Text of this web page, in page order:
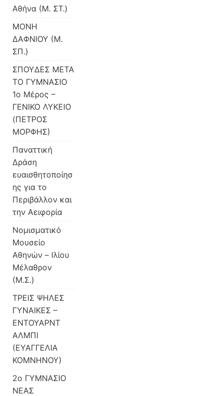
Αθήνα (Μ. ΣΤ.)
ΜΟΝΗ
ΔΑΦΝΙΟΥ (Μ.
ΣΠ.)
ΣΠΟΥΔΕΣ ΜΕΤΑ
ΤΟ ΓΥΜΝΑΣΙΟ
1ο Μέρος –
ΓΕΝΙΚΟ ΛΥΚΕΙΟ
(ΠΕΤΡΟΣ
ΜΟΡΦΗΣ)
Παναττική
Δράση
ευαισθητοποίησ
ης για το
Περιβάλλον και
την Αειφορία
Νομισματικό
Μουσείο
Αθηνών – Ιλίου
Μέλαθρον
(Μ.Σ.)
ΤΡΕΙΣ ΨΗΛΕΣ
ΓΥΝΑΙΚΕΣ –
ΕΝΤΟΥΑΡΝΤ
ΑΛΜΠΙ
(ΕΥΑΓΓΕΛΙΑ
ΚΟΜΝΗΝΟΥ)
2o ΓΥΜΝΑΣΙΟ
ΝΕΑΣ